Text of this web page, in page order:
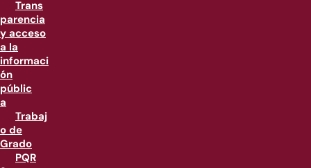
Trans
parencia
y acceso
a la
informaci
ón
públic
a
Trabaj
o de
Grado
PQR